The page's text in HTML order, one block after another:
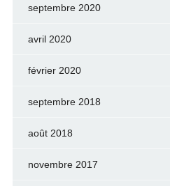
septembre 2020
avril 2020
février 2020
septembre 2018
août 2018
novembre 2017